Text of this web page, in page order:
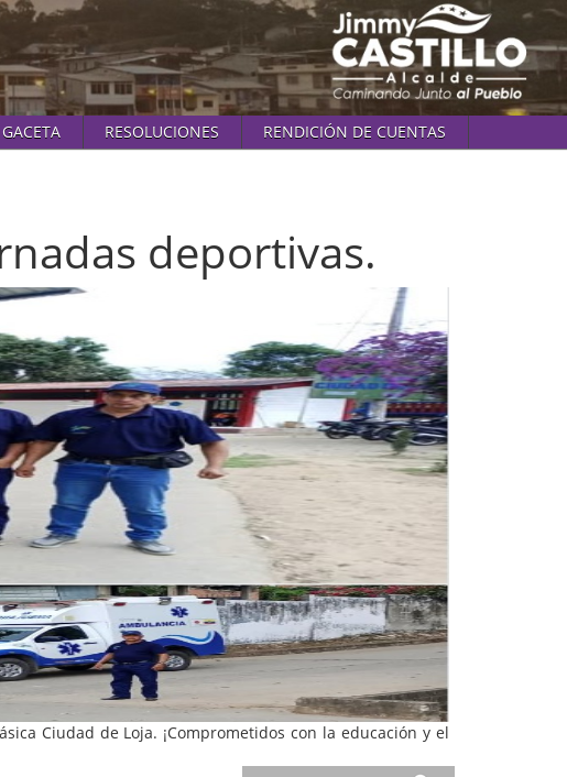
GACETA RESOLUCIONES RENDICIÓN DE CUENTAS
deportivas.
Ciudad de Loja. ¡Comprometidos con la educación y el